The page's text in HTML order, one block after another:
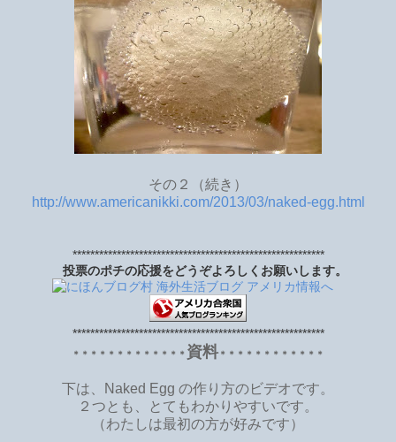
その２（続き）
http://www.americanikki.com/2013/03/naked-egg.html
*********************************************************
投票のポチの応援をどうぞよろしくお願いします。
*********************************************************
＊＊＊＊＊＊＊＊＊＊＊＊＊ 資料＊＊＊＊＊＊＊＊＊＊＊＊
下は、Naked Egg の作り方のビデオです。
２つとも、とてもわかりやすいです。
（わたしは最初の方が好みです）